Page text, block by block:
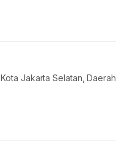
Jakarta Selatan, Daerah